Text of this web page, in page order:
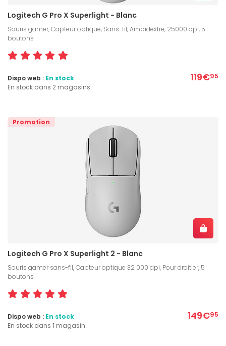
Logitech G Pro X Superlight - Blanc
Souris gamer, Capteur optique, Sans-fil, Ambidextre, 25000 dpi, 5
boutons
119€95
Dispo web : En stock
En stock dans 2 magasins
Promotion
Logitech G Pro X Superlight 2 - Blanc
Souris gamer sans-fil, Capteur optique 32 000 dpi, Pour droitier, 5
boutons
149€95
Dispo web : En stock
En stock dans 1 magasin